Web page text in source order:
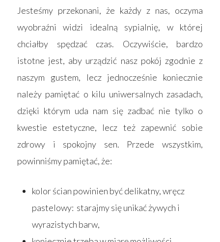
Jesteśmy przekonani, że każdy z nas, oczyma
wyobraźni widzi idealną sypialnię, w której
chciałby spędzać czas. Oczywiście, bardzo
istotne jest, aby urządzić nasz pokój zgodnie z
naszym gustem, lecz jednocześnie koniecznie
należy pamiętać o kilu uniwersalnych zasadach,
dzięki którym uda nam się zadbać nie tylko o
kwestie estetyczne, lecz też zapewnić sobie
zdrowy i spokojny sen. Przede wszystkim,
powinniśmy pamiętać, że:
kolor ścian powinien być delikatny, wręcz
pastelowy: starajmy się unikać żywych i
wyrazistych barw,